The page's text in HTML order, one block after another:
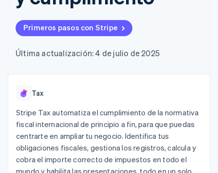
Métodos de
Acceso a más
de 125
Terminal
persona
Boost
de aceptación
Proceso de
compra
acelerado
Financial
Connections
Datos de ctas.
financieras
vinculadas
Recognition
contable
Stripe Sigma
Informes
Data Pipeline
de datos
Gestión del dinero
SaaS
Juegos
Hostelería, viajes y ocio
Seguros
Medios de
comunicación y
entretenimiento
Gestionar
Ofrecer cobro por
consumo
respaldadas por
monedas estables
servicios con agentes
Recursos
Integraciones de
aplicaciones
Ejemplos de código
Blog de
Empresa
Hoja de ruta del
producto
Sessions
Empleos
Stripe Press
Contacto
Contacta con ventas
Conviértete en socio
Primeros pasos con Stripe
Última actualización: 4 de julio de 2025
Tax
Stripe Tax automatiza el cumplimiento de la normativa
fiscal internacional de principio a fin, para que puedas
centrarte en ampliar tu negocio. Identifica tus
obligaciones fiscales, gestiona los registros, calcula y
cobra el importe correcto de impuestos en todo el
mundo y habilita las presentaciones, todo en un solo